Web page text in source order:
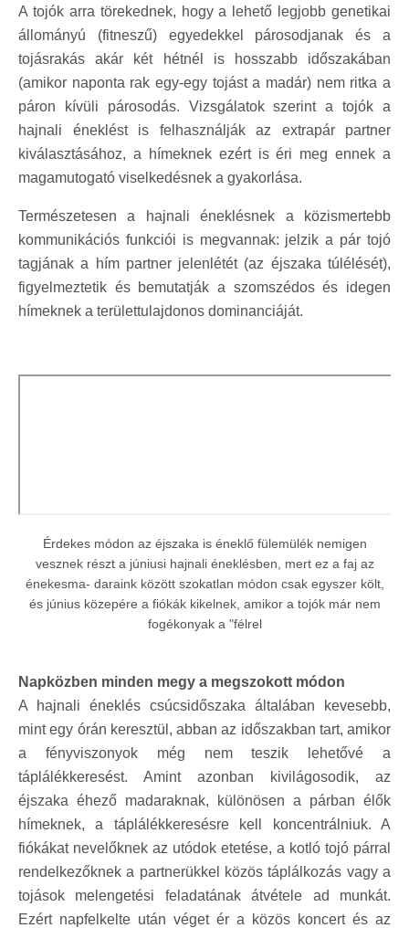
A tojók arra törekednek, hogy a lehető legjobb genetikai
állományú (fitneszű) egyedekkel párosodjanak és a
tojásrakás akár két hétnél is hosszabb időszakában
(amikor naponta rak egy-egy tojást a madár) nem ritka a
páron kívüli párosodás. Vizsgálatok szerint a tojók a
hajnali éneklést is felhasználják az extrapár partner
kiválasztásához, a hímeknek ezért is éri meg ennek a
magamutogató viselkedésnek a gyakorlása.
Természetesen a hajnali éneklésnek a közismertebb
kommunikációs funkciói is megvannak: jelzik a pár tojó
tagjának a hím partner jelenlétét (az éjszaka túlélését),
figyelmeztetik és bemutatják a szomszédos és idegen
hímeknek a területtulajdonos dominanciáját.
Érdekes módon az éjszaka is éneklő fülemülék nemigen
vesznek részt a júniusi hajnali éneklésben, mert ez a faj az
énekesma- daraink között szokatlan módon csak egyszer költ,
és június közepére a fiókák kikelnek, amikor a tojók már nem
fogékonyak a "félrel
Napközben minden megy a megszokott módon
A hajnali éneklés csúcsidőszaka általában kevesebb,
mint egy órán keresztül, abban az időszakban tart, amikor
a fényviszonyok még nem teszik lehetővé a
táplálékkeresést. Amint azonban kivilágosodik, az
éjszaka éhező madaraknak, különösen a párban élők
hímeknek, a táplálékkeresésre kell koncentrálniuk. A
fiókákat nevelőknek az utódok etetése, a kotló tojó párral
rendelkezőknek a partnerükkel közös táplálkozás vagy a
tojások melengetési feladatának átvétele ad munkát.
Ezért napfelkelte után véget ér a közös koncert és az